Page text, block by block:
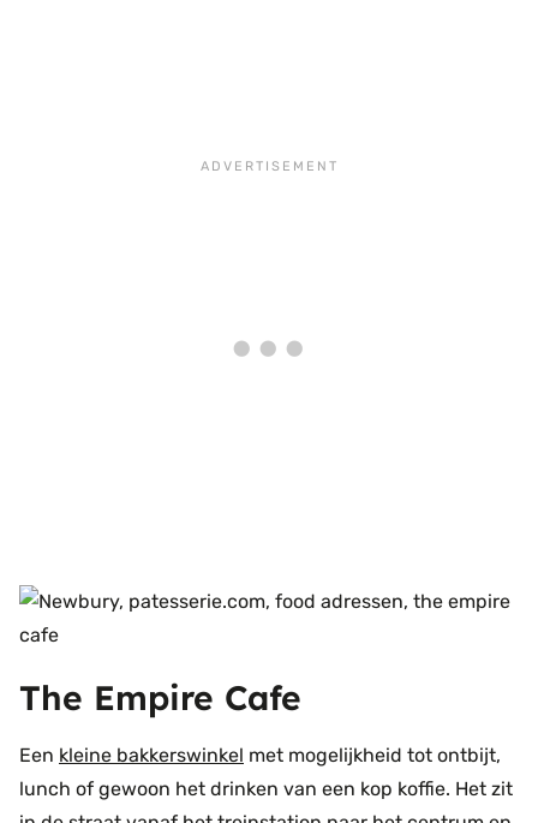
The Empire Cafe
Een kleine bakkerswinkel met mogelijkheid tot ontbijt,
lunch of gewoon het drinken van een kop koffie. Het zit